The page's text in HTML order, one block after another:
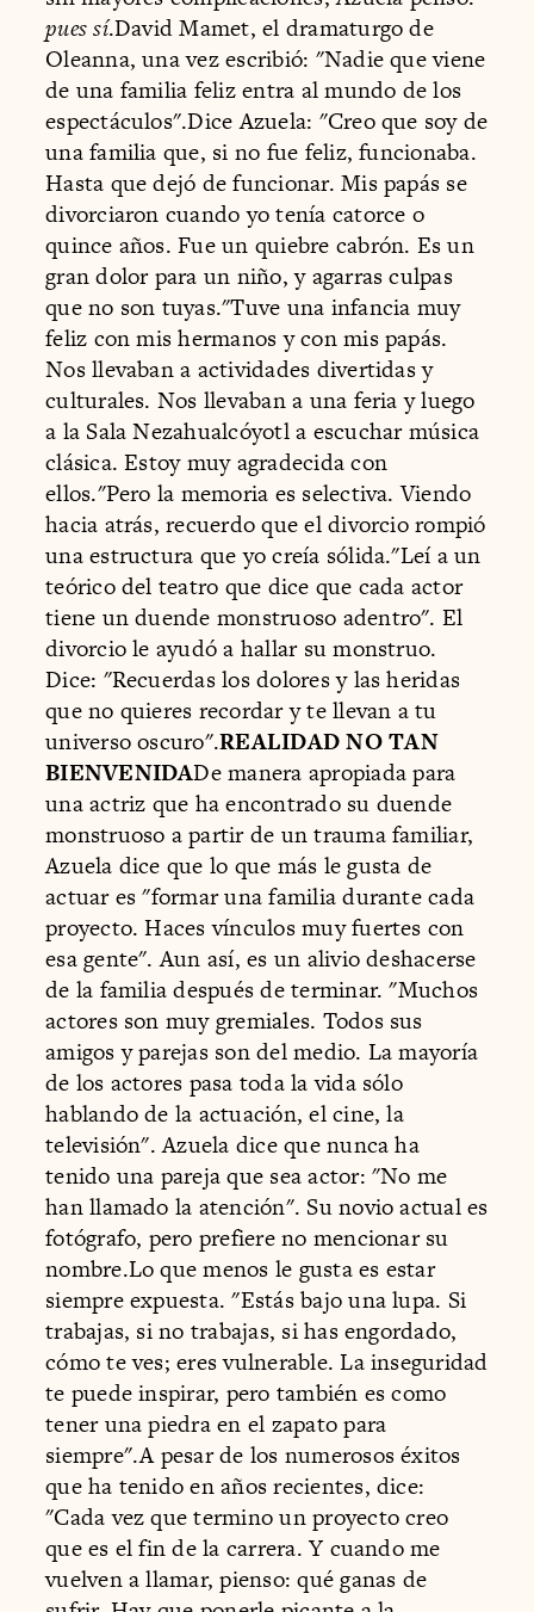
pues sí.David Mamet, el dramaturgo de
Oleanna, una vez escribió: "Nadie que viene
de una familia feliz entra al mundo de los
espectáculos".Dice Azuela: "Creo que soy de
una familia que, si no fue feliz, funcionaba.
Hasta que dejó de funcionar. Mis papás se
divorciaron cuando yo tenía catorce o
quince años. Fue un quiebre cabrón. Es un
gran dolor para un niño, y agarras culpas
que no son tuyas."Tuve una infancia muy
feliz con mis hermanos y con mis papás.
Nos llevaban a actividades divertidas y
culturales. Nos llevaban a una feria y luego
a la Sala Nezahualcóyotl a escuchar música
clásica. Estoy muy agradecida con
ellos."Pero la memoria es selectiva. Viendo
hacia atrás, recuerdo que el divorcio rompió
una estructura que yo creía sólida."Leí a un
teórico del teatro que dice que cada actor
tiene un duende monstruoso adentro". El
divorcio le ayudó a hallar su monstruo.
Dice: "Recuerdas los dolores y las heridas
que no quieres recordar y te llevan a tu
universo oscuro".REALIDAD NO TAN
BIENVENIDADe manera apropiada para
una actriz que ha encontrado su duende
monstruoso a partir de un trauma familiar,
Azuela dice que lo que más le gusta de
actuar es "formar una familia durante cada
proyecto. Haces vínculos muy fuertes con
esa gente". Aun así, es un alivio deshacerse
de la familia después de terminar. "Muchos
actores son muy gremiales. Todos sus
amigos y parejas son del medio. La mayoría
de los actores pasa toda la vida sólo
hablando de la actuación, el cine, la
televisión". Azuela dice que nunca ha
tenido una pareja que sea actor: "No me
han llamado la atención". Su novio actual es
fotógrafo, pero prefiere no mencionar su
nombre.Lo que menos le gusta es estar
siempre expuesta. "Estás bajo una lupa. Si
trabajas, si no trabajas, si has engordado,
cómo te ves; eres vulnerable. La inseguridad
te puede inspirar, pero también es como
tener una piedra en el zapato para
siempre".A pesar de los numerosos éxitos
que ha tenido en años recientes, dice:
"Cada vez que termino un proyecto creo
que es el fin de la carrera. Y cuando me
vuelven a llamar, pienso: qué ganas de